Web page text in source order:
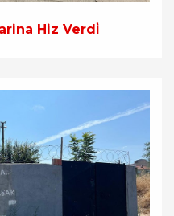
Hiz Verdi̇